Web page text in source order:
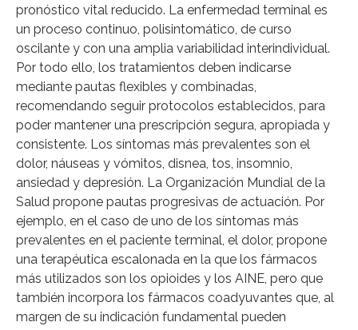
pronóstico vital reducido. La enfermedad terminal es
un proceso continuo, polisintomático, de curso
oscilante y con una amplia variabilidad interindividual.
Por todo ello, los tratamientos deben indicarse
mediante pautas flexibles y combinadas,
recomendando seguir protocolos establecidos, para
poder mantener una prescripción segura, apropiada y
consistente. Los síntomas más prevalentes son el
dolor, náuseas y vómitos, disnea, tos, insomnio,
ansiedad y depresión. La Organización Mundial de la
Salud propone pautas progresivas de actuación. Por
ejemplo, en el caso de uno de los síntomas más
prevalentes en el paciente terminal, el dolor, propone
una terapéutica escalonada en la que los fármacos
más utilizados son los opioides y los AINE, pero que
también incorpora los fármacos coadyuvantes que, al
margen de su indicación fundamental pueden